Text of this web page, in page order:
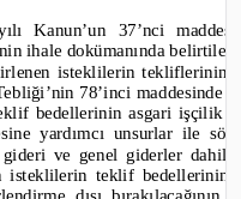
Kanun’un 37’nci
ihale dokümanında belirtilen
isteklilerin tekliflerinin
78’inci maddesinde
bedellerinin asgari
yardımcı unsurlar ile
gideri ve genel giderler
isteklilerin teklif bedellerinin